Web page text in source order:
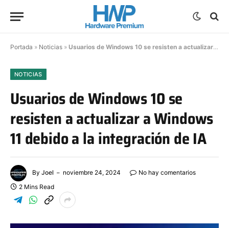
Portada » Noticias » Usuarios de Windows 10 se resisten a actualizar a Windows 11 debido a la integración de IA
NOTICIAS
Usuarios de Windows 10 se
resisten a actualizar a Windows
11 debido a la integración de IA
By Joel noviembre 24, 2024
No hay comentarios
2 Mins Read